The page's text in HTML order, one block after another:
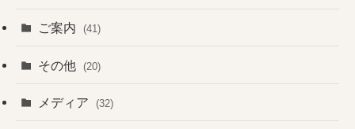
ご案内 (41)
その他 (20)
メディア (32)